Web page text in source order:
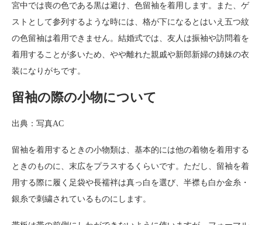
宮中では喪の色である黒は避け、色留袖を着用します。また、ゲ
ストとして参列するような時には、格が下になるとはいえ五つ紋
の色留袖は着用できません。結婚式では、友人は振袖や訪問着を
着用することが多いため、やや離れた親戚や新郎新婦の姉妹の衣
装になりがちです。
留袖の際の小物について
出典：写真AC
留袖を着用するときの小物類は、基本的には他の着物を着用する
ときのものに、末広をプラスするくらいです。ただし、留袖を着
用する際に履く足袋や長襦袢は真っ白を選び、半襟も白か金糸・
銀糸で刺繍されているものにします。